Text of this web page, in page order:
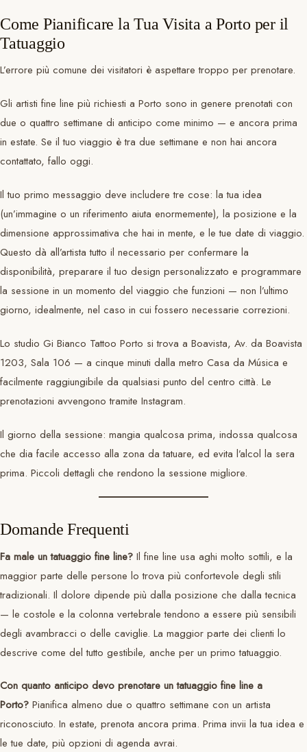
Come Pianificare la Tua Visita a Porto per il
Tatuaggio
L’errore più comune dei visitatori è aspettare troppo per prenotare.
Gli artisti fine line più richiesti a Porto sono in genere prenotati con
due o quattro settimane di anticipo come minimo — e ancora prima
in estate. Se il tuo viaggio è tra due settimane e non hai ancora
contattato, fallo oggi.
Il tuo primo messaggio deve includere tre cose: la tua idea
(un’immagine o un riferimento aiuta enormemente), la posizione e la
dimensione approssimativa che hai in mente, e le tue date di viaggio.
Questo dà all’artista tutto il necessario per confermare la
disponibilità, preparare il tuo design personalizzato e programmare
la sessione in un momento del viaggio che funzioni — non l’ultimo
giorno, idealmente, nel caso in cui fossero necessarie correzioni.
Lo studio Gi Bianco Tattoo Porto si trova a Boavista, Av. da Boavista
1203, Sala 106 — a cinque minuti dalla metro Casa da Música e
facilmente raggiungibile da qualsiasi punto del centro città. Le
prenotazioni avvengono tramite Instagram.
Il giorno della sessione: mangia qualcosa prima, indossa qualcosa
che dia facile accesso alla zona da tatuare, ed evita l’alcol la sera
prima. Piccoli dettagli che rendono la sessione migliore.
Domande Frequenti
Fa male un tatuaggio fine line? Il fine line usa aghi molto sottili, e la
maggior parte delle persone lo trova più confortevole degli stili
tradizionali. Il dolore dipende più dalla posizione che dalla tecnica
— le costole e la colonna vertebrale tendono a essere più sensibili
degli avambracci o delle caviglie. La maggior parte dei clienti lo
descrive come del tutto gestibile, anche per un primo tatuaggio.
Con quanto anticipo devo prenotare un tatuaggio fine line a
Porto? Pianifica almeno due o quattro settimane con un artista
riconosciuto. In estate, prenota ancora prima. Prima invii la tua idea e
le tue date, più opzioni di agenda avrai.